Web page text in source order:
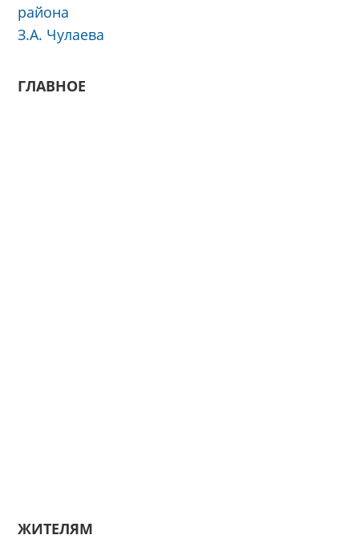
района
З.А. Чулаева
ГЛАВНОЕ
ЖИТЕЛЯМ